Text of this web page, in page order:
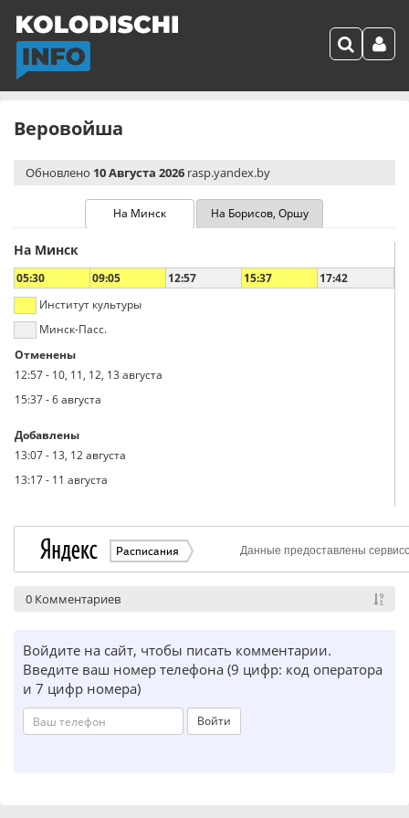
Веровойша
Обновлено 10 Августа 2026 rasp.yandex.by
На Минск На Борисов, Оршу
На Минск
05:30 09:05 12:57 15:37
17:42
Институт культуры
Минск-Пасс.
Отменены
12:57- 10, 11, 12, 13 августа
15:37-6 августа
Добавлены
13:07- 13, 12 августа
13:17- 11 августа
0 Комментариев
Войдите на сайт, чтобы писать комментарии.
Введите ваш номер телефона (9 цифр: код оператора
и 7 цифр номера)
Войти